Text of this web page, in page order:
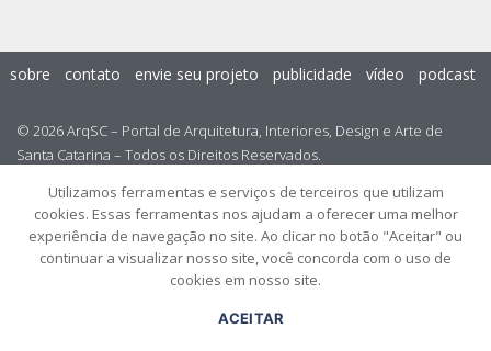
© 2026 ArqSC – Portal de Arquitetura, Interiores, Design e Arte de
Santa Catarina – Todos os Direitos Reservados.
sobre contato envie seu projeto publicidade vídeo podcast
Utilizamos ferramentas e serviços de terceiros que utilizam
cookies. Essas ferramentas nos ajudam a oferecer uma melhor
experiência de navegação no site. Ao clicar no botão "Aceitar" ou
continuar a visualizar nosso site, você concorda com o uso de
cookies em nosso site.
ACEITAR